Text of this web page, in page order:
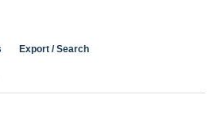
Export / Search